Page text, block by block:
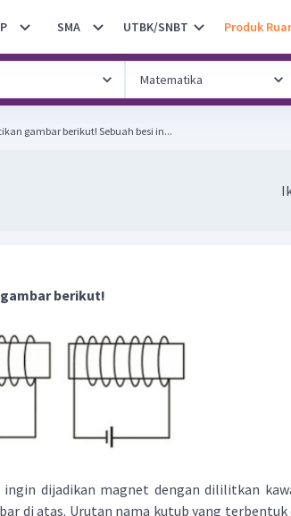
SMA UTBK/SNBT Produk
Perhatikan gambar berikut! Sebuah besi in...
berikut!
ingin dijadikan magnet dengan dililitkan
di atas. Urutan nama kutub yang terbentuk